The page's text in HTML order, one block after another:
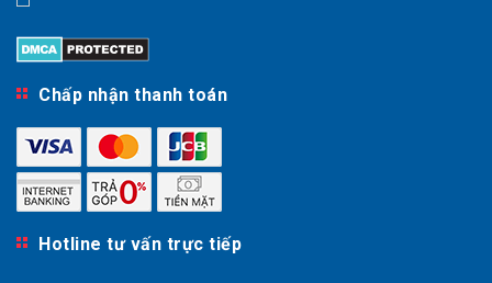
Chấp nhận thanh toán
Hotline tư vấn trực tiếp